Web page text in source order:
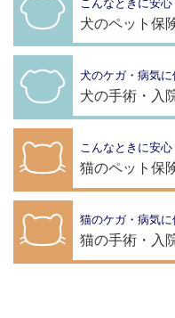
こんなときに安心
犬のペット保
犬のケガ・病気に
犬の手術・入
こんなときに安心
猫のペット保
猫のケガ・病気に
猫の手術・入